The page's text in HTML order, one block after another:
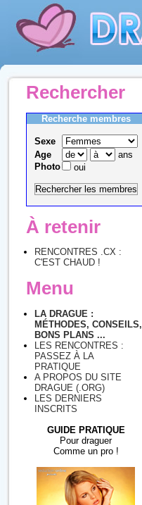
Rechercher
Recherche membres
Sexe
Age
ans
Photo
oui
À retenir
RENCONTRES .CX :
C'EST CHAUD !
Menu
LA DRAGUE :
MÉTHODES, CONSEILS,
BONS PLANS ...
LES RENCONTRES :
PASSEZ À LA
PRATIQUE
A PROPOS DU SITE
DRAGUE (.ORG)
LES DERNIERS
INSCRITS
GUIDE PRATIQUE
Pour draguer
Comme un pro !